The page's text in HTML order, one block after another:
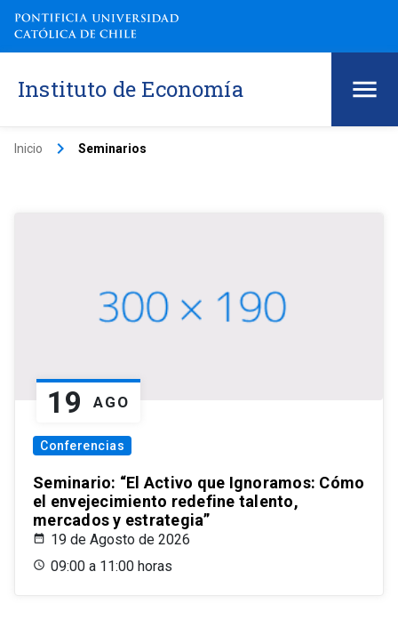
Instituto de Economía
Inicio keyboard_arrow_right Seminarios
19 AGO
Conferencias
Seminario: “El Activo que Ignoramos: Cómo
el envejecimiento redefine talento,
mercados y estrategia”
19 de Agosto de 2026
09:00 a 11:00 horas